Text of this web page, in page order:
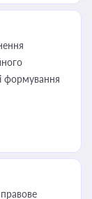
формування